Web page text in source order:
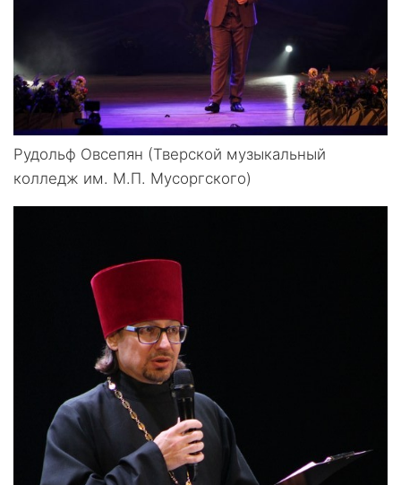
Рудольф Овсепян (Тверской музыкальный
колледж им. М.П. Мусоргского)